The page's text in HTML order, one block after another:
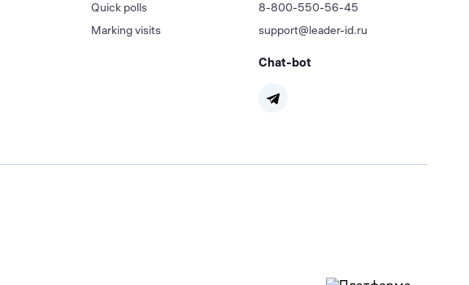
Quick polls
Marking visits
8-800-550-56-45
support@leader-id.ru
Chat-bot